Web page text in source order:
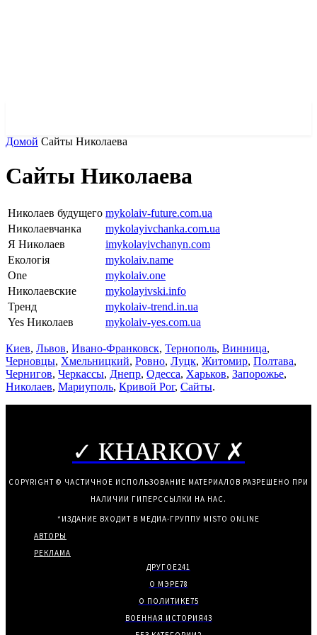
Домой Сайты Николаева
Сайты Николаева
Николаев будущего mykolaiv-future.com.ua
Николаевчанка
mykolayivchanka.com.ua
Я Николаев
imykolayivchanyn.com
Екологія
mykolaiv.name
One
mykolaiv.one
Николаевские
mykolayivski.info
Тренд
mykolaiv-trend.in.ua
Yes Николаев
mykolaiv-yes.com.ua
Киев, Львов, Ивано-Франковск, Тернополь, Винница,
Черновцы, Хмельницкий, Ровно, Луцк, Житомир, Полтава,
Чернигов, Черкассы, Днепр, Одесса, Харьков, Запорожье,
Николаев, Мариуполь, Кривой Рог, Сайты.
✓ KHARKOV ✗
COPYRIGHT © ЧАСТИЧНОЕ ИСПОЛЬЗОВАНИЕ МАТЕРИАЛОВ РАЗРЕШЕНО ПРИ
НАЛИЧИИ ГИПЕРССЫЛКИ НА НАС.
*ИЗДАНИЕ ВХОДИТ В МЕДИА-ГРУППУ MISTO ONLINE
АВТОРЫ
РЕКЛАМА
ДРУГОЕ241
О МЭРЕ78
О ПОЛИТИКЕ75
ВОЕННАЯ ИСТОРИЯ43